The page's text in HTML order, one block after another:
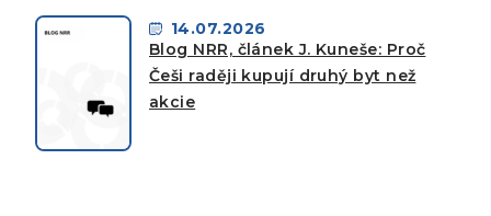
14.07.2026
Blog NRR, článek J. Kuneše: Proč
Češi raději kupují druhý byt než
akcie